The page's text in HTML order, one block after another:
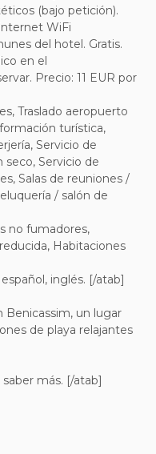
(bajo petición).
WiFi
del hotel. Gratis.
en el
Precio: 11 EUR por
Traslado aeropuerto
turística,
Servicio de
seco, Servicio de
Salas de reuniones /
/ salón de
no fumadores,
Habitaciones
inglés. [/atab]
Benicassim, un lugar
de playa relajantes
más. [/atab]